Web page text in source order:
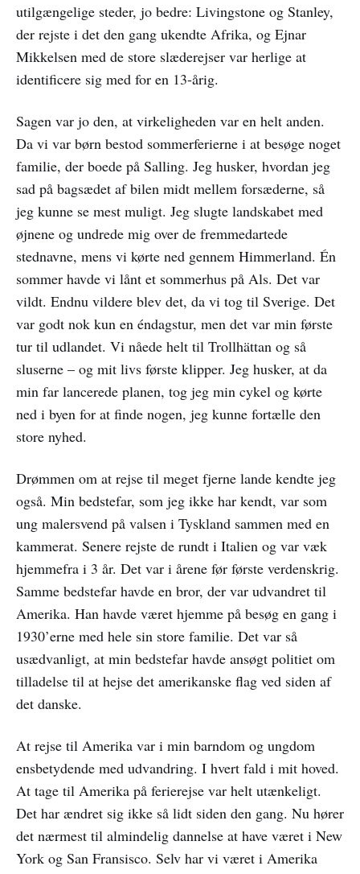
utilgængelige steder, jo bedre: Livingstone og Stanley,
der rejste i det den gang ukendte Afrika, og Ejnar
Mikkelsen med de store slæderejser var herlige at
identificere sig med for en 13-årig.
Sagen var jo den, at virkeligheden var en helt anden.
Da vi var børn bestod sommerferierne i at besøge noget
familie, der boede på Salling. Jeg husker, hvordan jeg
sad på bagsædet af bilen midt mellem forsæderne, så
jeg kunne se mest muligt. Jeg slugte landskabet med
øjnene og undrede mig over de fremmedartede
stednavne, mens vi kørte ned gennem Himmerland. Én
sommer havde vi lånt et sommerhus på Als. Det var
vildt. Endnu vildere blev det, da vi tog til Sverige. Det
var godt nok kun en éndagstur, men det var min første
tur til udlandet. Vi nåede helt til Trollhättan og så
sluserne – og mit livs første klipper. Jeg husker, at da
min far lancerede planen, tog jeg min cykel og kørte
ned i byen for at finde nogen, jeg kunne fortælle den
store nyhed.
Drømmen om at rejse til meget fjerne lande kendte jeg
også. Min bedstefar, som jeg ikke har kendt, var som
ung malersvend på valsen i Tyskland sammen med en
kammerat. Senere rejste de rundt i Italien og var væk
hjemmefra i 3 år. Det var i årene før første verdenskrig.
Samme bedstefar havde en bror, der var udvandret til
Amerika. Han havde været hjemme på besøg en gang i
1930’erne med hele sin store familie. Det var så
usædvanligt, at min bedstefar havde ansøgt politiet om
tilladelse til at hejse det amerikanske flag ved siden af
det danske.
At rejse til Amerika var i min barndom og ungdom
ensbetydende med udvandring. I hvert fald i mit hoved.
At tage til Amerika på ferierejse var helt utænkeligt.
Det har ændret sig ikke så lidt siden den gang. Nu hører
det nærmest til almindelig dannelse at have været i New
York og San Fransisco. Selv har vi været i Amerika